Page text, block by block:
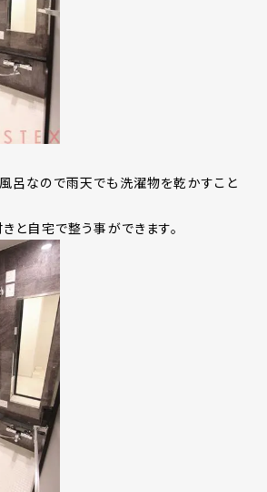
呂なので雨天でも洗濯物を乾かすこと
と自宅で整う事ができます。